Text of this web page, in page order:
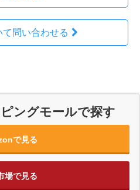
問い合わせる
ングモールで探す
で見る
場で見る